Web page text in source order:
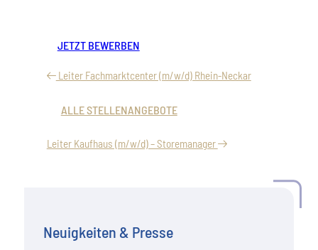
JETZT BEWERBEN
Leiter Fachmarktcenter (m/w/d) Rhein-Neckar
ALLE STELLENANGEBOTE
Leiter Kaufhaus (m/w/d) – Storemanager
Neuigkeiten & Presse